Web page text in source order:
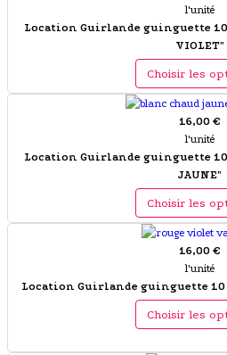
l'unité
Location Guirlande guinguette 10
VIOLET"
Choisir les
16,00 €
l'unité
Location Guirlande guinguette 10
JAUNE"
Choisir les
16,00 €
l'unité
Location Guirlande guinguette 10
Choisir les